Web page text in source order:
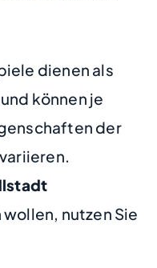
dienen als
können je
der
nutzen Sie